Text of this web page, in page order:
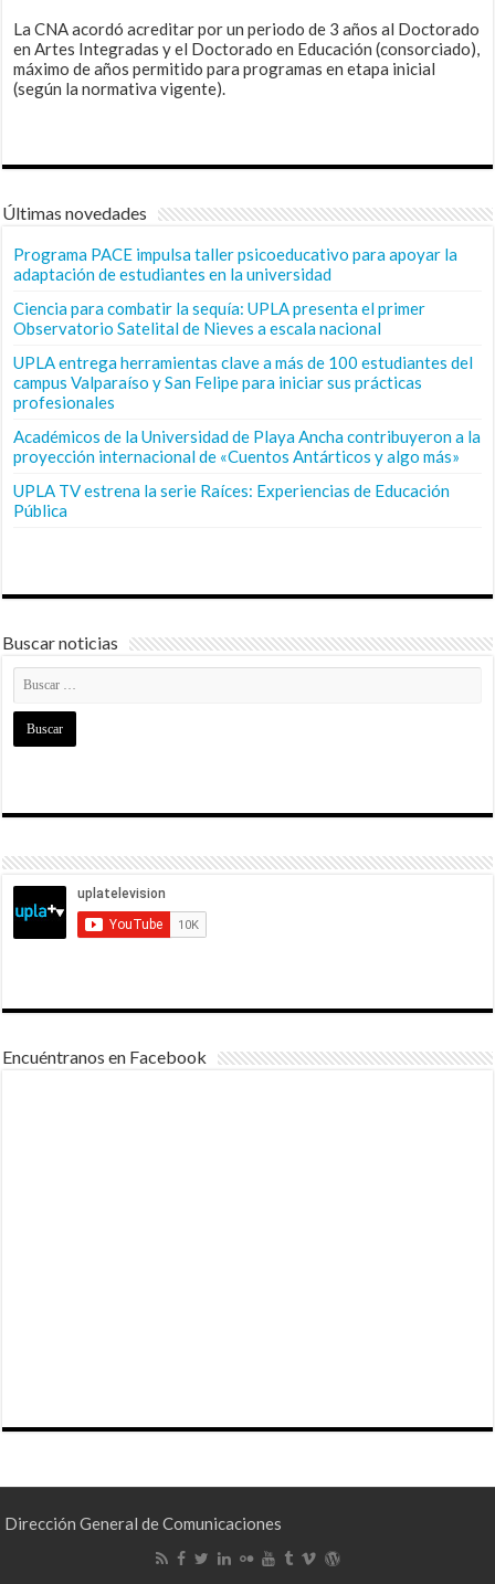
La CNA acordó acreditar por un periodo de 3 años al Doctorado
en Artes Integradas y el Doctorado en Educación (consorciado),
máximo de años permitido para programas en etapa inicial
(según la normativa vigente).
Últimas novedades
Programa PACE impulsa taller psicoeducativo para apoyar la
adaptación de estudiantes en la universidad
Ciencia para combatir la sequía: UPLA presenta el primer
Observatorio Satelital de Nieves a escala nacional
UPLA entrega herramientas clave a más de 100 estudiantes del
campus Valparaíso y San Felipe para iniciar sus prácticas
profesionales
Académicos de la Universidad de Playa Ancha contribuyeron a la
proyección internacional de «Cuentos Antárticos y algo más»
UPLA TV estrena la serie Raíces: Experiencias de Educación
Pública
Buscar noticias
Encuéntranos en Facebook
Dirección General de Comunicaciones